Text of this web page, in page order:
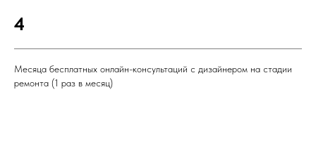
4
Месяца бесплатных онлайн-консультаций с дизайнером на стадии
ремонта (1 раз в месяц)